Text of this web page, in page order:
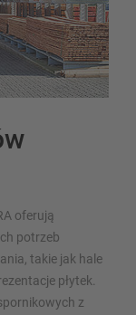
oferują
potrzeb
takie jak hale
płytek.
z